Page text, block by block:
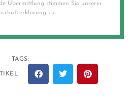
Übermittlung stimmen Sie unserer
zu.
TAGS: